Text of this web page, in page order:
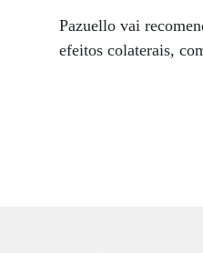
Pazuello vai
efeitos colaterais,